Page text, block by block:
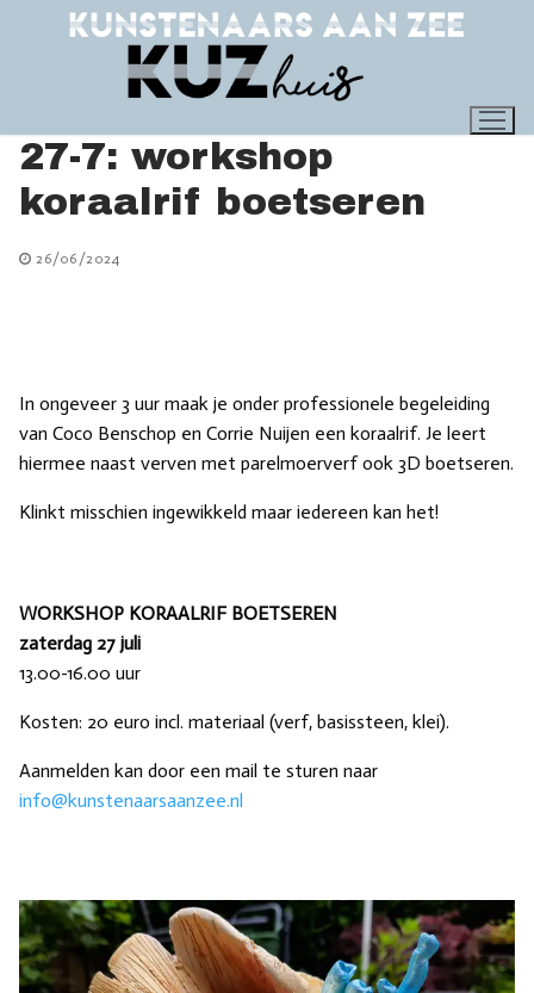
27-7: workshop
koraalrif boetseren
26/06/2024
In ongeveer 3 uur maak je onder professionele begeleiding
van Coco Benschop en Corrie Nuijen een koraalrif. Je leert
hiermee naast verven met parelmoerverf ook 3D boetseren.
Klinkt misschien ingewikkeld maar iedereen kan het!
WORKSHOP KORAALRIF BOETSEREN
zaterdag 27 juli
13.00-16.00 uur
Kosten: 20 euro incl. materiaal (verf, basissteen, klei).
Aanmelden kan door een mail te sturen naar
info@kunstenaarsaanzee.nl